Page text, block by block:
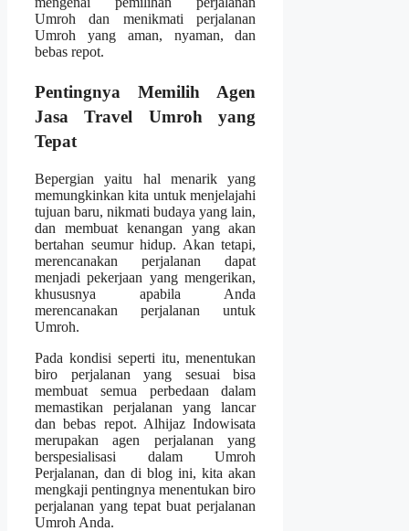
Umroh dan menikmati perjalanan
Umroh yang aman, nyaman, dan
bebas repot.
Pentingnya Memilih Agen
Jasa Travel Umroh yang
Tepat
Bepergian yaitu hal menarik yang
memungkinkan kita untuk menjelajahi
tujuan baru, nikmati budaya yang lain,
dan membuat kenangan yang akan
bertahan seumur hidup. Akan tetapi,
merencanakan perjalanan dapat
menjadi pekerjaan yang mengerikan,
khususnya apabila Anda
merencanakan perjalanan untuk
Umroh.
Pada kondisi seperti itu, menentukan
biro perjalanan yang sesuai bisa
membuat semua perbedaan dalam
memastikan perjalanan yang lancar
dan bebas repot. Alhijaz Indowisata
merupakan agen perjalanan yang
berspesialisasi dalam Umroh
Perjalanan, dan di blog ini, kita akan
mengkaji pentingnya menentukan biro
perjalanan yang tepat buat perjalanan
Umroh Anda.